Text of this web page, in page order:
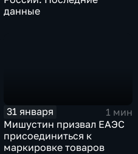
данные
31 января
1 мин
Мишустин призвал ЕАЭС
присоединиться к
маркировке товаров